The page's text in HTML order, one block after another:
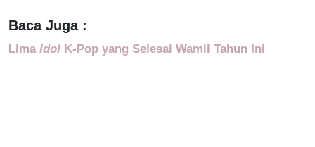
Baca Juga :
Lima Idol K-Pop yang Selesai Wamil Tahun Ini